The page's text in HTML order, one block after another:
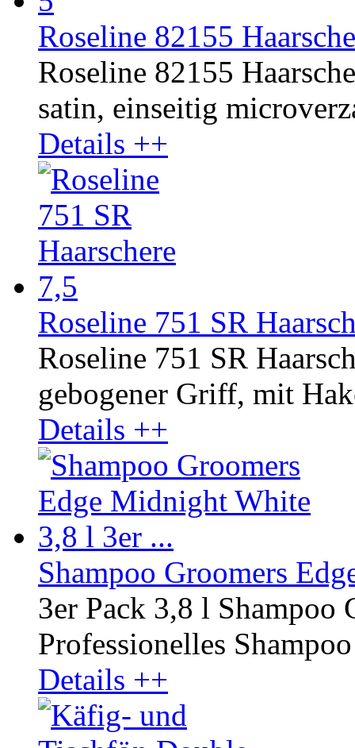
Roseline 82155
Roseline 82155
satin, einseitig
Details ++
Roseline 751 SR
Roseline 751 SR
gebogener Griff, mit
Details ++
Shampoo Groomers
3er Pack 3,8 l
Professionelles
Details ++